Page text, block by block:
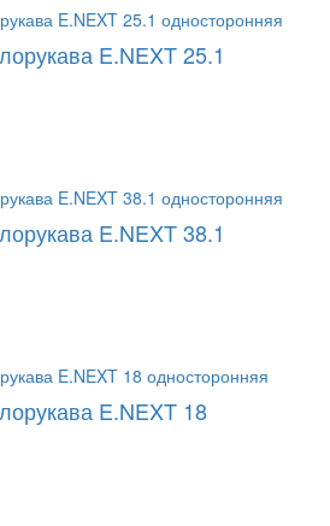
E.NEXT 25.1
E.NEXT 38.1
E.NEXT 18